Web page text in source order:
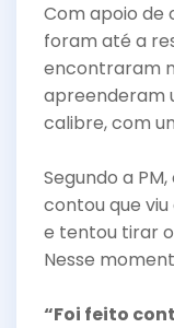
Com apoio de
foram até a
encontraram
apreenderam
calibre, com
Segundo a
contou que
e tentou tirar
Nesse
“Foi feito